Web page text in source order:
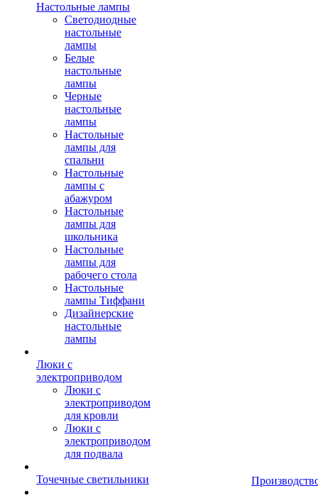
Настольные лампы
Светодиодные
настольные
лампы
Белые
настольные
лампы
Черные
настольные
лампы
Настольные
лампы для
спальни
Настольные
лампы с
абажуром
Настольные
лампы для
школьника
Настольные
лампы для
рабочего стола
Настольные
лампы Тиффани
Дизайнерские
настольные
лампы
Люки с
электроприводом
Люки с
электроприводом
для кровли
Люки с
электроприводом
для подвала
Точечные светильники